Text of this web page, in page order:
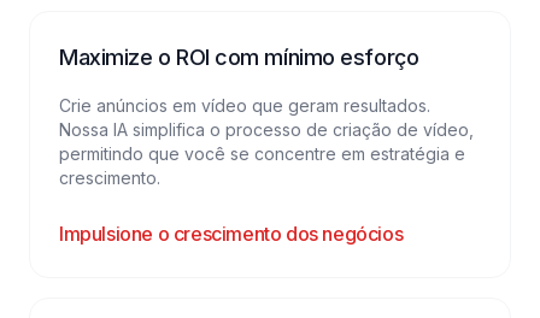
Maximize o ROI com mínimo esforço
Crie anúncios em vídeo que geram resultados.
Nossa IA simplifica o processo de criação de vídeo,
permitindo que você se concentre em estratégia e
crescimento.
Impulsione o crescimento dos negócios